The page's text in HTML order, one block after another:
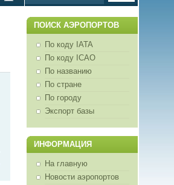
ПОИСК АЭРОПОРТОВ
По коду IATA
По коду ICAO
По названию
По стране
По городу
Экспорт базы
ИНФОРМАЦИЯ
На главную
Новости аэропортов